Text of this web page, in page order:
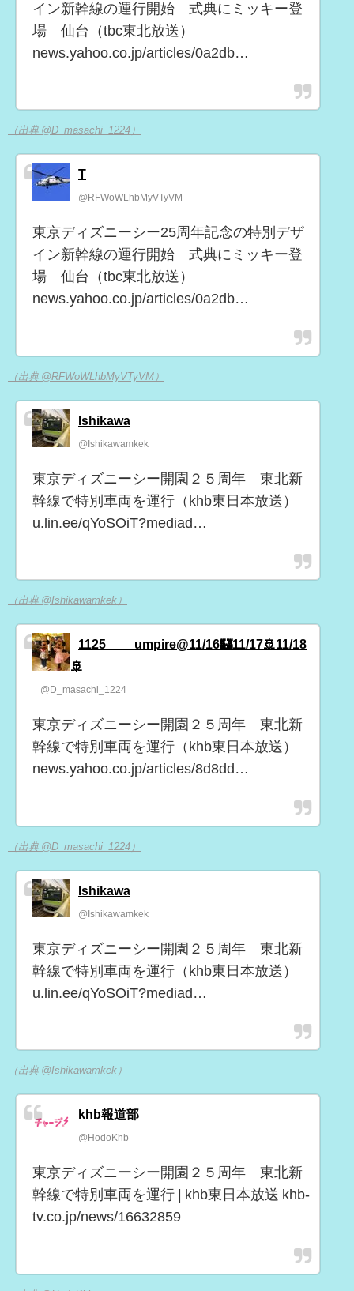
イン新幹線の運行開始 式典にミッキー登
場 仙台（tbc東北放送）
news.yahoo.co.jp/articles/0a2db…
（出典 @D_masachi_1224）
T
@RFWoWLhbMyVTyVM
東京ディズニーシー25周年記念の特別デザ
イン新幹線の運行開始 式典にミッキー登
場 仙台（tbc東北放送）
news.yahoo.co.jp/articles/0a2db…
（出典 @RFWoWLhbMyVTyVM）
Ishikawa
@Ishikawamkek
東京ディズニーシー開園２５周年 東北新
幹線で特別車両を運行（khb東日本放送）
u.lin.ee/qYoSOiT?mediad…
（出典 @Ishikawamkek）
1125____umpire@11/16🏰11/17🚢11/18
🚢
@D_masachi_1224
東京ディズニーシー開園２５周年 東北新
幹線で特別車両を運行（khb東日本放送）
news.yahoo.co.jp/articles/8d8dd…
（出典 @D_masachi_1224）
Ishikawa
@Ishikawamkek
東京ディズニーシー開園２５周年 東北新
幹線で特別車両を運行（khb東日本放送）
u.lin.ee/qYoSOiT?mediad…
（出典 @Ishikawamkek）
khb報道部
@HodoKhb
東京ディズニーシー開園２５周年 東北新
幹線で特別車両を運行 | khb東日本放送 khb-
tv.co.jp/news/16632859